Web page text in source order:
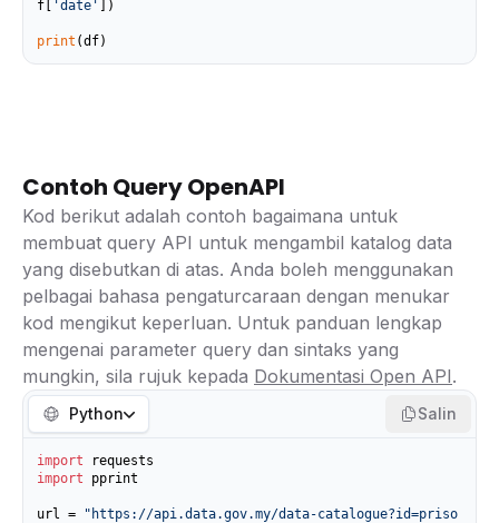
f[
'date' ])
print (df)
Contoh Query OpenAPI
Kod berikut adalah contoh bagaimana untuk
membuat query API untuk mengambil katalog data
yang disebutkan di atas. Anda boleh menggunakan
pelbagai bahasa pengaturcaraan dengan menukar
kod mengikut keperluan. Untuk panduan lengkap
mengenai parameter query dan sintaks yang
mungkin, sila rujuk kepada Dokumentasi Open API.
Python Salin
import
import pprint
url =
"https://api.data.gov.my/data-catalogue?id=priso